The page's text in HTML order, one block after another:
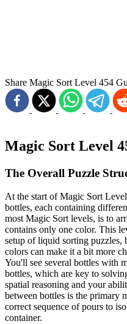
Share Magic Sort Level 454
Magic Sort Level
The Overall Puzzle
At the start of Magic Sort
bottles, each containing
most Magic Sort levels, is to
contains only one color. This
setup of liquid sorting puzzles,
colors can make it a bit more
You'll see several bottles with
bottles, which are key to
spatial reasoning and your
between bottles is the primary
correct sequence of pours to
container.